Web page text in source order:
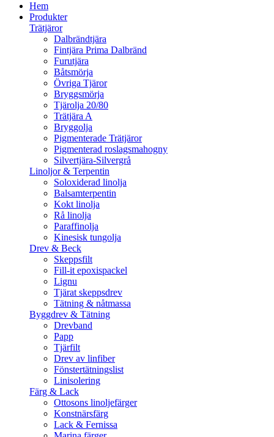
Hem
Produkter
Trätjäror
Dalbrändtjära
Fintjära Prima Dalbränd
Furutjära
Båtsmörja
Övriga Tjäror
Bryggsmörja
Tjärolja 20/80
Trätjära A
Bryggolja
Pigmenterade Trätjäror
Pigmenterad roslagsmahogny
Silvertjära-Silvergrå
Linoljor & Terpentin
Soloxiderad linolja
Balsamterpentin
Kokt linolja
Rå linolja
Paraffinolja
Kinesisk tungolja
Drev & Beck
Skeppsfilt
Fill-it epoxispackel
Lignu
Tjärat skeppsdrev
Tätning & nåtmassa
Byggdrev & Tätning
Drevband
Papp
Tjärfilt
Drev av linfiber
Fönstertätningslist
Linisolering
Färg & Lack
Ottosons linoljefärger
Konstnärsfärg
Lack & Fernissa